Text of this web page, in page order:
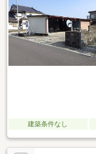
建築条件なし